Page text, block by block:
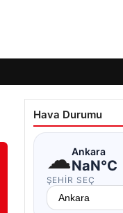
Hava Durumu
☁Ankara
NaN°C
ŞEHIR SEÇ